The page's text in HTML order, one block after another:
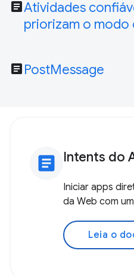
articleAtividades
priorizam o modo
article PostMessage
article Intents do
Iniciar apps
da Web com
Leia o